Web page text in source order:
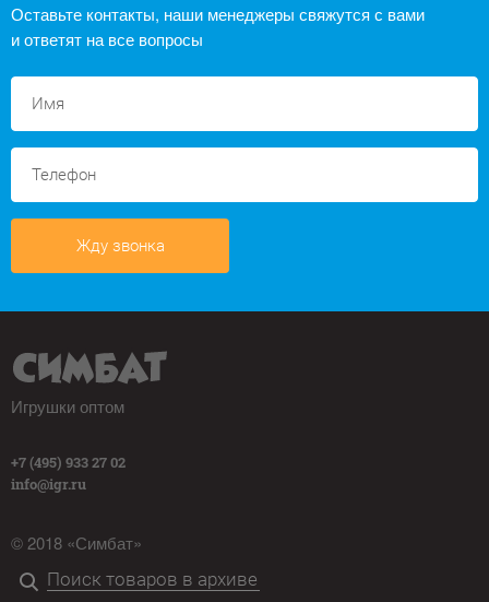
Оставьте контакты, наши менеджеры свяжутся с вами
и ответят на все вопросы
Жду звонка
Игрушки оптом
+7 (495) 933 27 02
info@igr.ru
© 2018 «Симбат»